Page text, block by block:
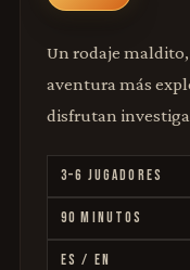
Un rodaje
aventura más
disfrutan
3–6 JUGADORES
90 MINUTOS
ES / EN